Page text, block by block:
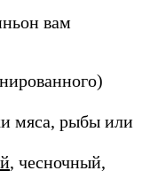
вам
мяса, рыбы или
, чесночный,